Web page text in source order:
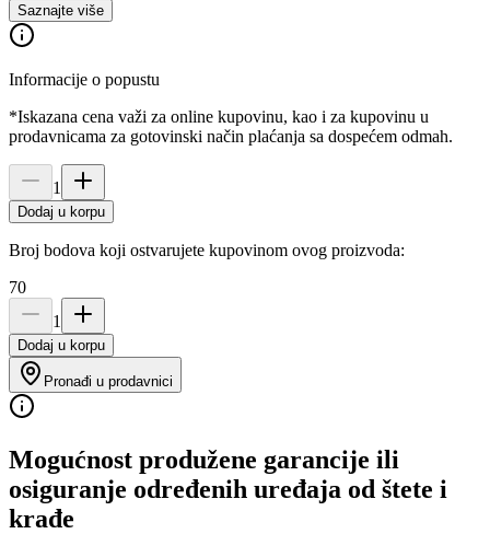
Saznajte više
Informacije o popustu
*Iskazana cena važi za online kupovinu, kao i za kupovinu u
prodavnicama za gotovinski način plaćanja sa dospećem odmah.
1
Dodaj u korpu
Broj bodova koji ostvarujete kupovinom ovog proizvoda:
70
1
Dodaj u korpu
Pronađi u prodavnici
Mogućnost produžene garancije ili
osiguranje određenih uređaja od štete i
krađe